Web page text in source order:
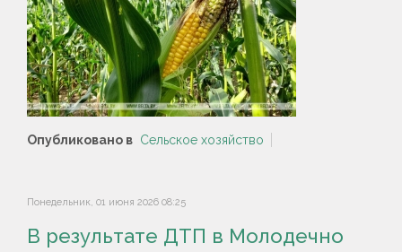
Опубликовано в Сельское хозяйство
Понедельник, 01 июня 2026 08:25
В результате ДТП в Молодечно